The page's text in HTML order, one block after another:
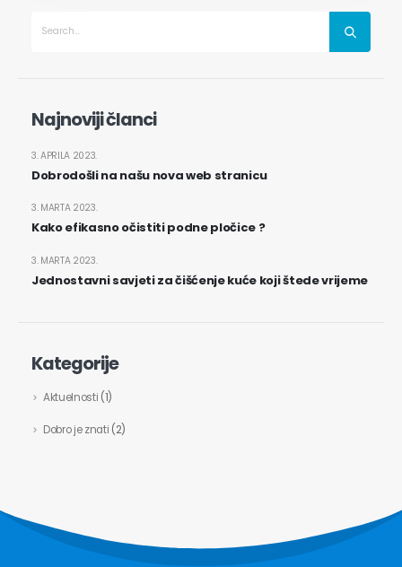
Najnoviji članci
Dobrodošli na našu nova web stranicu
3. APRILA 2023.
Kako efikasno očistiti podne pločice ?
3. MARTA 2023.
Jednostavni savjeti za čišćenje kuće koji štede vrijeme
3. MARTA 2023.
Kategorije
Aktuelnosti (1)
Dobro je znati (2)